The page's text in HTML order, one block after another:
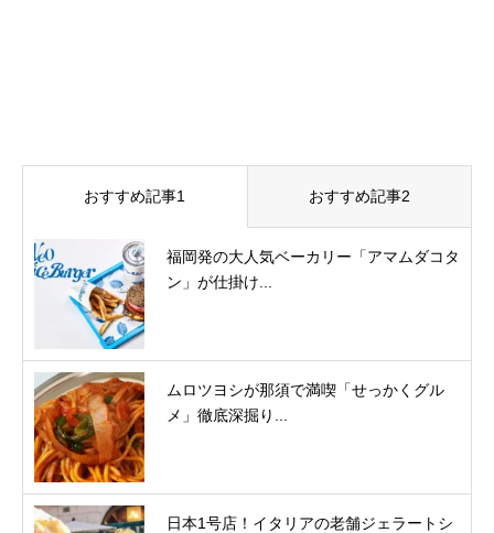
おすすめ記事1 おすすめ記事2
福岡発の大人気ベーカリー「アマムダコタ
ン」が仕掛け...
ムロツヨシが那須で満喫「せっかくグル
メ」徹底深掘り...
日本1号店！イタリアの老舗ジェラートシ